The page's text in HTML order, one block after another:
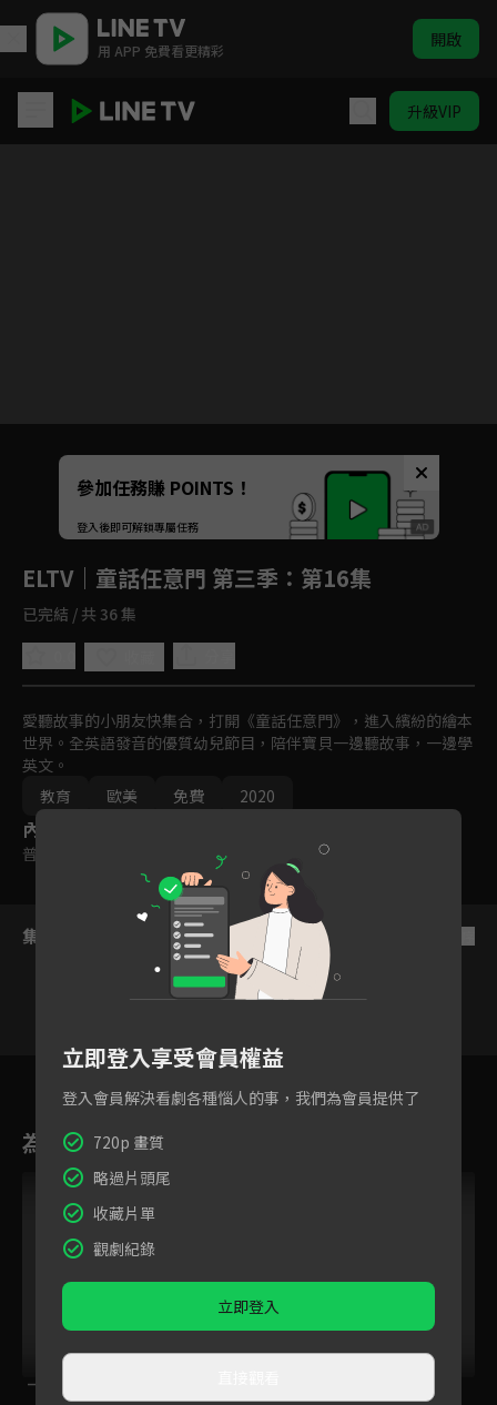
用 APP 免費看更精彩 開啟
升級VIP
Unmute
如有不便請見諒
參加任務賺 POINTS！
登入後即可解鎖專屬任務
ELTV｜童話任意門 第三季 ：第16集
已完結 / 共 36 集
愛聽故事的小朋友快集合，打開《童話任意門》，進入繽紛的繪本
世界。全英語發音的優質幼兒節目，陪伴寶貝一邊聽故事，一邊學
英文。
教育
歐美 免費 2020
內容標籤
普遍級
集數列表
14 15 16
為您推薦
一半天堂
立即登入享受會員權益
登入會員解決看劇各種惱人的事，我們為會員提供了
720p 畫質
略過片頭尾
收藏片單
觀劇紀錄
立即登入